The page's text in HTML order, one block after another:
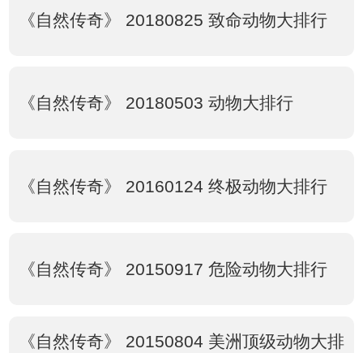
《自然传奇》 20180825 致命动物大排行
《自然传奇》 20180503 动物大排行
《自然传奇》 20160124 终极动物大排行
《自然传奇》 20150917 危险动物大排行
《自然传奇》 20150804 美洲顶级动物大排